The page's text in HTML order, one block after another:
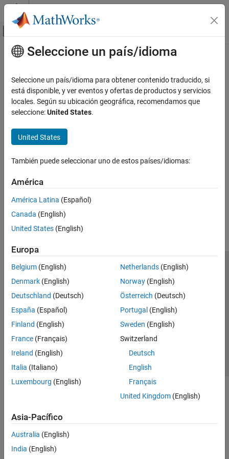
Saltar al contenido
Mostrar/ocultar menú de navegación
Inicio de Documentación
Aerospace and Defense
Contenido principal
How useful was this information?
Seleccione un país/idioma
Seleccione un país/idioma para obtener contenido traducido, si
está disponible, y ver eventos y ofertas de productos y servicios
locales. Según su ubicación geográfica, recomendamos que
seleccione:United States.
United States
También puede seleccionar uno de estos países/idiomas:
América
América Latina (Español)
Canada (English)
United States (English)
Europa
Belgium (English)
Denmark (English)
Deutschland (Deutsch)
España (Español)
Finland (English)
France (Français)
Ireland (English)
Italia (Italiano)
Luxembourg (English)
Netherlands(English)
Norway(English)
Österreich (Deutsch)
Portugal (English)
Sweden (English)
Switzerland
Deutsch
English
Français
United Kingdom(English)
Asia-Pacífico
Australia (English)
India (English)
Centro de confianza
Marcas comerciales
Política de privacidad
Antipiratería
Estado de las aplicaciones
Información de contacto
© 1994-2026 The MathWorks, Inc.